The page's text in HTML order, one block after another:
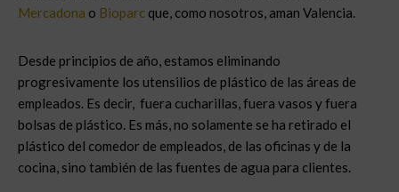
Mercadona o Bioparc que, como nosotros, aman Valencia.
Desde principios de año, estamos eliminando
progresivamente los utensilios de plástico de las áreas de
empleados. Es decir, fuera cucharillas, fuera vasos y fuera
bolsas de plástico. Es más, no solamente se ha retirado el
plástico del comedor de empleados, de las oficinas y de la
cocina, sino también de las fuentes de agua para clientes.